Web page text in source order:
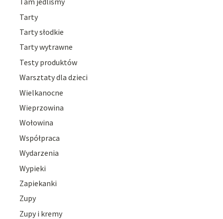
Tarty
Tarty słodkie
Tarty wytrawne
Testy produktów
Warsztaty dla dzieci
Wielkanocne
Wieprzowina
Wołowina
Współpraca
Wydarzenia
Wypieki
Zapiekanki
Zupy
Zupy i kremy